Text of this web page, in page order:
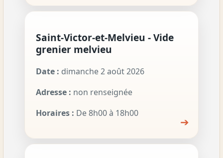
Saint-Victor-et-Melvieu - Vide
grenier melvieu
Date : dimanche 2 août 2026
Adresse : non renseignée
Horaires : De 8h00 à 18h00
➔